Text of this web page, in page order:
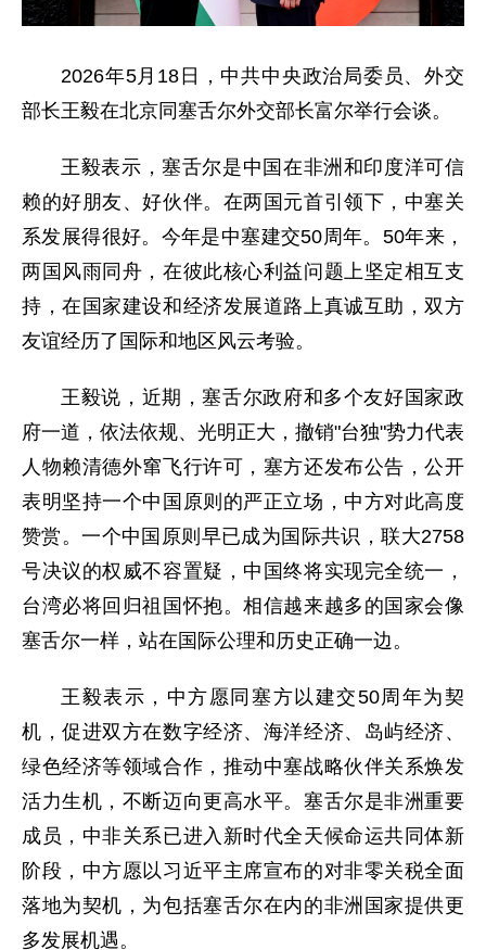
2026年5月18日，中共中央政治局委员、外交
部长王毅在北京同塞舌尔外交部长富尔举行会谈。
王毅表示，塞舌尔是中国在非洲和印度洋可信
赖的好朋友、好伙伴。在两国元首引领下，中塞关
系发展得很好。今年是中塞建交50周年。50年来，
两国风雨同舟，在彼此核心利益问题上坚定相互支
持，在国家建设和经济发展道路上真诚互助，双方
友谊经历了国际和地区风云考验。
王毅说，近期，塞舌尔政府和多个友好国家政
府一道，依法依规、光明正大，撤销"台独"势力代表
人物赖清德外窜飞行许可，塞方还发布公告，公开
表明坚持一个中国原则的严正立场，中方对此高度
赞赏。一个中国原则早已成为国际共识，联大2758
号决议的权威不容置疑，中国终将实现完全统一，
台湾必将回归祖国怀抱。相信越来越多的国家会像
塞舌尔一样，站在国际公理和历史正确一边。
王毅表示，中方愿同塞方以建交50周年为契
机，促进双方在数字经济、海洋经济、岛屿经济、
绿色经济等领域合作，推动中塞战略伙伴关系焕发
活力生机，不断迈向更高水平。塞舌尔是非洲重要
成员，中非关系已进入新时代全天候命运共同体新
阶段，中方愿以习近平主席宣布的对非零关税全面
落地为契机，为包括塞舌尔在内的非洲国家提供更
多发展机遇。